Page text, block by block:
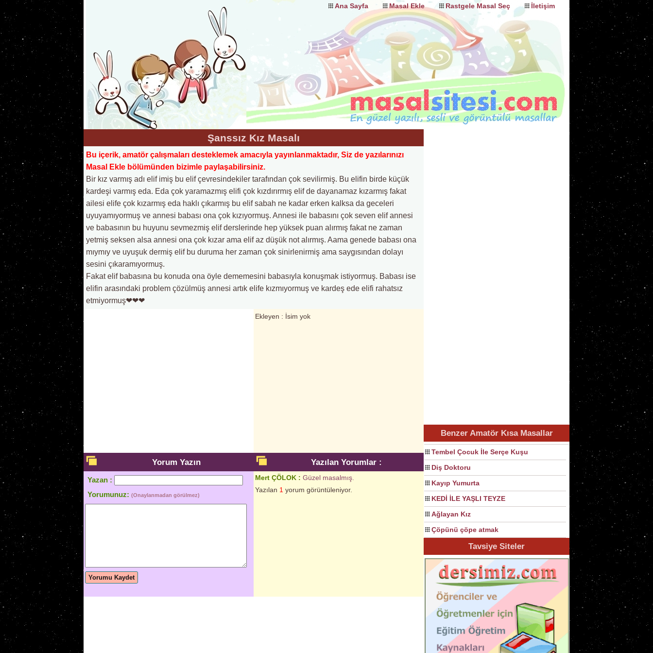
Ana Sayfa Masal Ekle Rastgele Masal Seç İletişim
Şanssız Kız Masalı
Bu içerik, amatör çalışmaları desteklemek amacıyla yayınlanmaktadır, Siz de yazılarınızı
Masal Ekle bölümünden bizimle paylaşabilirsiniz.
Bir kız varmış adı elif imiş bu elif çevresindekiler tarafından çok sevilirmiş. Bu elifin birde küçük
kardeşi varmış eda. Eda çok yaramazmış elifi çok kızdırırmış elif de dayanamaz kızarmış fakat
ailesi elife çok kızarmış eda haklı çıkarmış bu elif sabah ne kadar erken kalksa da geceleri
uyuyamıyormuş ve annesi babası ona çok kızıyormuş. Annesi ile babasını çok seven elif annesi
ve babasının bu huyunu sevmezmiş elif derslerinde hep yüksek puan alırmış fakat ne zaman
yetmiş seksen alsa annesi ona çok kızar ama elif az düşük not alırmış. Aama genede babası ona
mıymıy ve uyuşuk dermiş elif bu duruma her zaman çok sinirlenirmiş ama saygısından dolayı
sesini çıkaramıyormuş.
Fakat elif babasına bu konuda ona öyle dememesini babasıyla konuşmak istiyormuş. Babası ise
elifin arasındaki problem çözülmüş annesi artık elife kızmıyormuş ve kardeş ede elifi rahatsız
etmiyormuş❤❤❤
Benzer Amatör Kısa Masallar
Tembel Çocuk İle Serçe Kuşu
Diş Doktoru
Kayıp Yumurta
KEDİ İLE YAŞLI TEYZE
Ağlayan Kız
Çöpünü çöpe atmak
Tavsiye Siteler
Ekleyen : İsim yok
Yorum Yazın
Yazan :
Yorumunuz: (Onaylanmadan görülmez)
Yorumu Kaydet
Yazılan Yorumlar :
Mert ÇÖLOK : Güzel masalmış.
Yazılan 1 yorum görüntüleniyor.